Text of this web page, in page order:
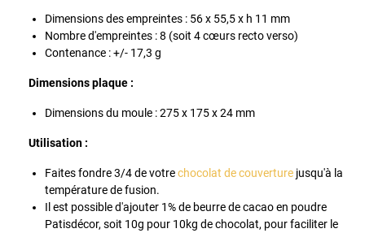
Dimensions des empreintes : 56 x 55,5 x h 11 mm
Nombre d'empreintes : 8 (soit 4 cœurs recto verso)
Contenance : +/- 17,3 g
Dimensions plaque :
Dimensions du moule : 275 x 175 x 24 mm
Utilisation :
Faites fondre 3/4 de votrechocolat de couverture jusqu'à la
température de fusion.
Il est possible d'ajouter 1% de beurre de cacao en poudre
Patisdécor, soit 10g pour 10kg de chocolat, pour faciliter le